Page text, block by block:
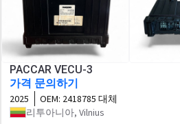
PACCAR VECU-3
가격 문의하기
2025 OEM: 2418785 대체
리투아니아, Vilnius